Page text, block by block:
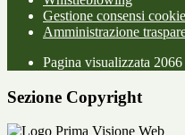
Gestione consensi cookie
Amministrazione
Pagina visualizzata 2066
Sezione Copyright